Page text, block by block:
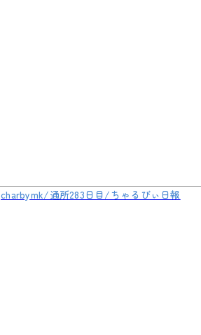
charbymk/通所283日目/ちゃるびぃ日報